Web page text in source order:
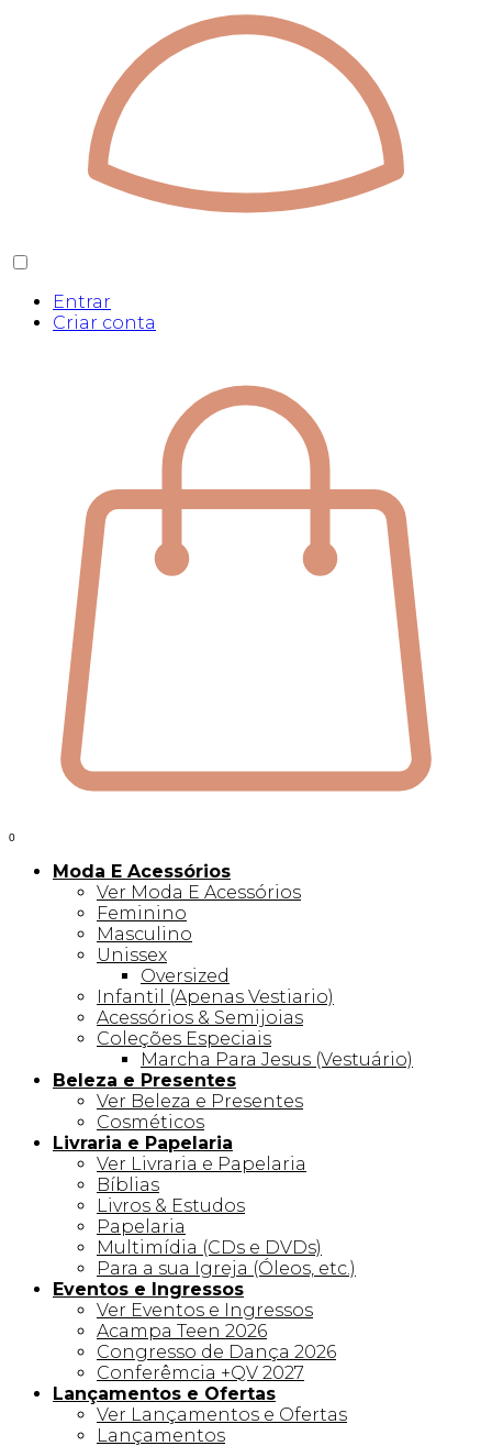
Entrar
Criar conta
0
Moda E Acessórios
Ver Moda E Acessórios
Feminino
Masculino
Unissex
Oversized
Infantil (Apenas Vestiario)
Acessórios & Semijoias
Coleções Especiais
Marcha Para Jesus (Vestuário)
Beleza e Presentes
Ver Beleza e Presentes
Cosméticos
Livraria e Papelaria
Ver Livraria e Papelaria
Bíblias
Livros & Estudos
Papelaria
Multimídia (CDs e DVDs)
Para a sua Igreja (Óleos, etc.)
Eventos e Ingressos
Ver Eventos e Ingressos
Acampa Teen 2026
Congresso de Dança 2026
Conferêmcia +QV 2027
Lançamentos e Ofertas
Ver Lançamentos e Ofertas
Lançamentos